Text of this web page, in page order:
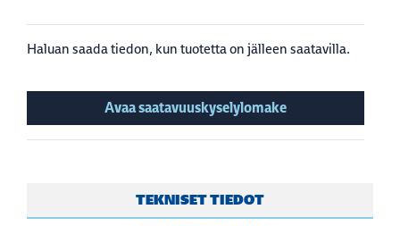
Haluan saada tiedon, kun tuotetta on jälleen saatavilla.
Avaa saatavuuskyselylomake
TEKNISET TIEDOT